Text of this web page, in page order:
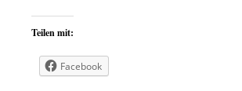
Teilen mit:
Facebook